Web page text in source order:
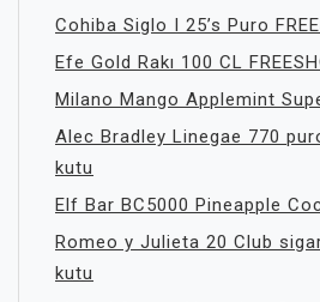
Cohiba Siglo I 25’s Puro
Efe Gold Rakı 100 CL
Milano Mango Applemint
Alec Bradley Linegae 770
kutu
Elf Bar BC5000 Pineapple
Romeo y Julieta 20 Club
kutu